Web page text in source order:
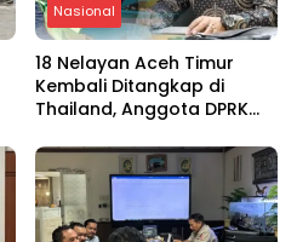
Nasional
18 Nelayan Aceh Timur
Kembali Ditangkap di
Thailand, Anggota DPRK